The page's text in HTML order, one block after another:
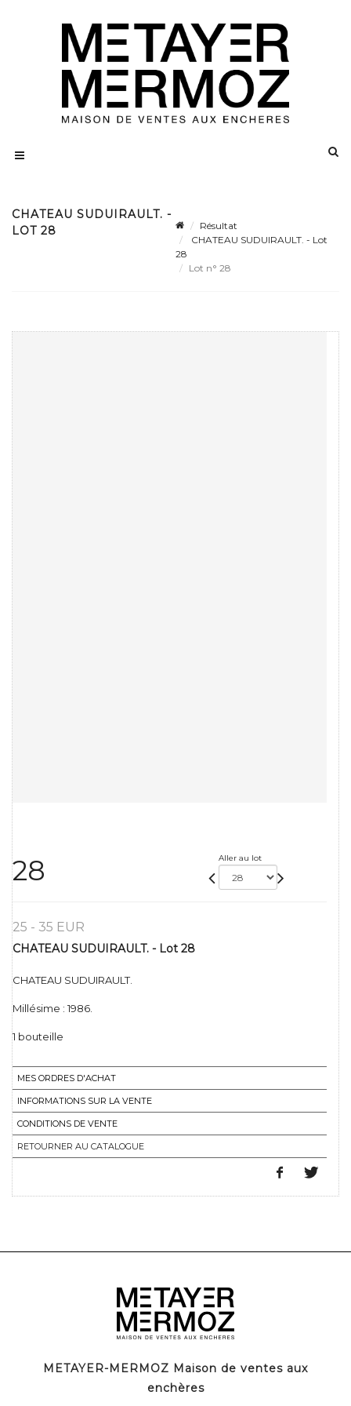
CHATEAU SUDUIRAULT. -
LOT 28
Résultat
CHATEAU SUDUIRAULT. - Lot
28
Lot n° 28
28 Aller au lot
25 - 35 EUR
CHATEAU SUDUIRAULT. - Lot 28
CHATEAU SUDUIRAULT.
Millésime : 1986.
1 bouteille
MES ORDRES D'ACHAT
INFORMATIONS SUR LA VENTE
CONDITIONS DE VENTE
RETOURNER AU CATALOGUE
METAYER-MERMOZ Maison de ventes aux
enchères